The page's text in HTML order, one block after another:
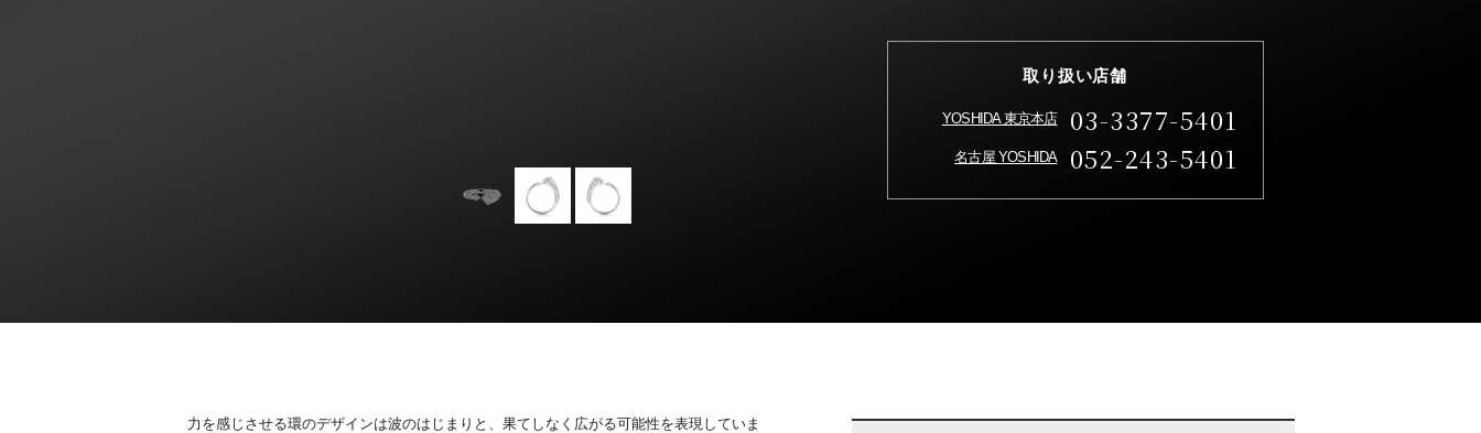
取り扱い店舗
YOSHIDA 東京本店 03-3377-5401
名古屋 YOSHIDA 052-243-5401
力を感じさせる環のデザインは波のはじまりと、果てしなく広がる可能性を表現していま